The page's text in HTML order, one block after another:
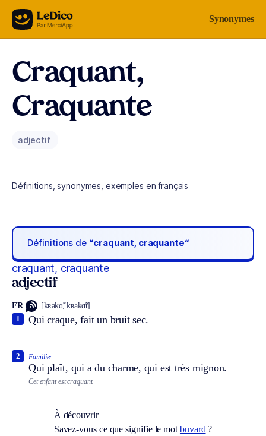
Aller au contenu Synonymes
Craquant,
Craquante
adjectif
Définitions, synonymes, exemples en français
Définitions de “craquant, craquante“
craquant, craquante
adjectif
FR [kʀakɑ̃, kʀakɑ̃t]
Qui craque, fait un bruit sec.
1
Familier.
Qui plaît, qui a du charme, qui est très mignon.
2
Cet enfant est craquant.
À découvrir
Savez-vous ce que signifie le mot buvard ?